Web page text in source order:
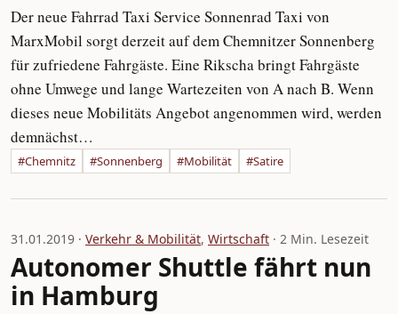
Der neue Fahrrad Taxi Service Sonnenrad Taxi von
MarxMobil sorgt derzeit auf dem Chemnitzer Sonnenberg
für zufriedene Fahrgäste. Eine Rikscha bringt Fahrgäste
ohne Umwege und lange Wartezeiten von A nach B. Wenn
dieses neue Mobilitäts Angebot angenommen wird, werden
demnächst…
#Chemnitz #Sonnenberg #Mobilität #Satire
31.01.2019 · Verkehr & Mobilität, Wirtschaft · 2 Min. Lesezeit
Autonomer Shuttle fährt nun
in Hamburg